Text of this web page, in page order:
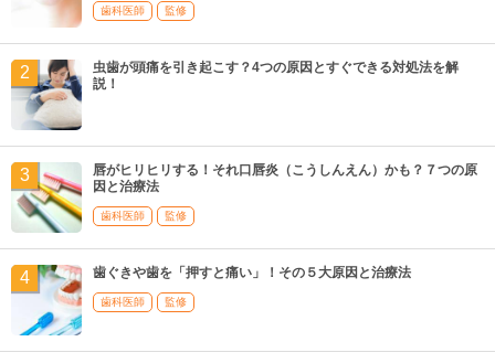
歯科医師 監修
虫歯が頭痛を引き起こす？4つの原因とすぐできる対処法を解
説！
唇がヒリヒリする！それ口唇炎（こうしんえん）かも？７つの原
因と治療法
歯科医師 監修
歯ぐきや歯を「押すと痛い」！その５大原因と治療法
歯科医師 監修